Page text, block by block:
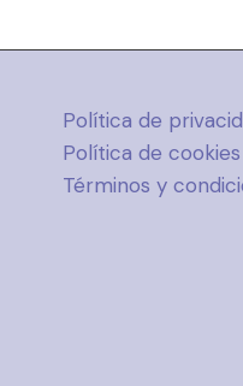
Política de
Política de cookies
Términos y